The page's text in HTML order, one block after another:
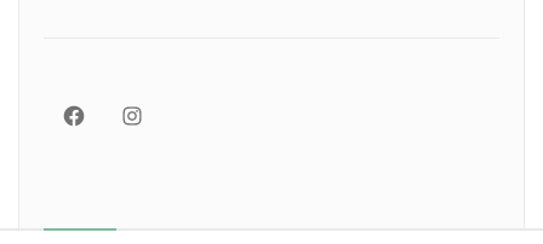
FacebookInstagram